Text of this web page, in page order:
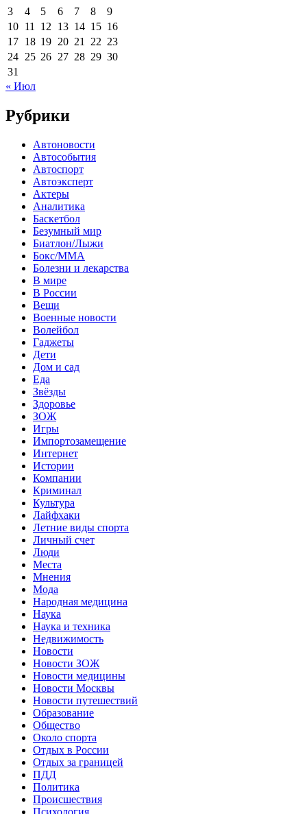
3
4 5 6 7 8
9
10 11 12 13 14 15 16
17 18 19 20 21 22 23
24 25 26 27 28 29 30
31
« Июл
Рубрики
Автоновости
Автособытия
Автоспорт
Автоэксперт
Актеры
Аналитика
Баскетбол
Безумный мир
Биатлон/Лыжи
Бокс/MMA
Болезни и лекарства
В мире
В России
Вещи
Военные новости
Волейбол
Гаджеты
Дети
Дом и сад
Еда
Звёзды
Здоровье
ЗОЖ
Игры
Импортозамещение
Интернет
Истории
Компании
Криминал
Культура
Лайфхаки
Летние виды спорта
Личный счет
Люди
Места
Мнения
Мода
Народная медицина
Наука
Наука и техника
Недвижимость
Новости
Новости ЗОЖ
Новости медицины
Новости Москвы
Новости путешествий
Образование
Общество
Около спорта
Отдых в России
Отдых за границей
ПДД
Политика
Происшествия
Психология